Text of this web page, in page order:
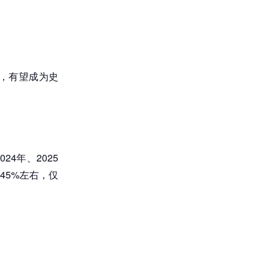
有望成为史
年、2025
左右，仅